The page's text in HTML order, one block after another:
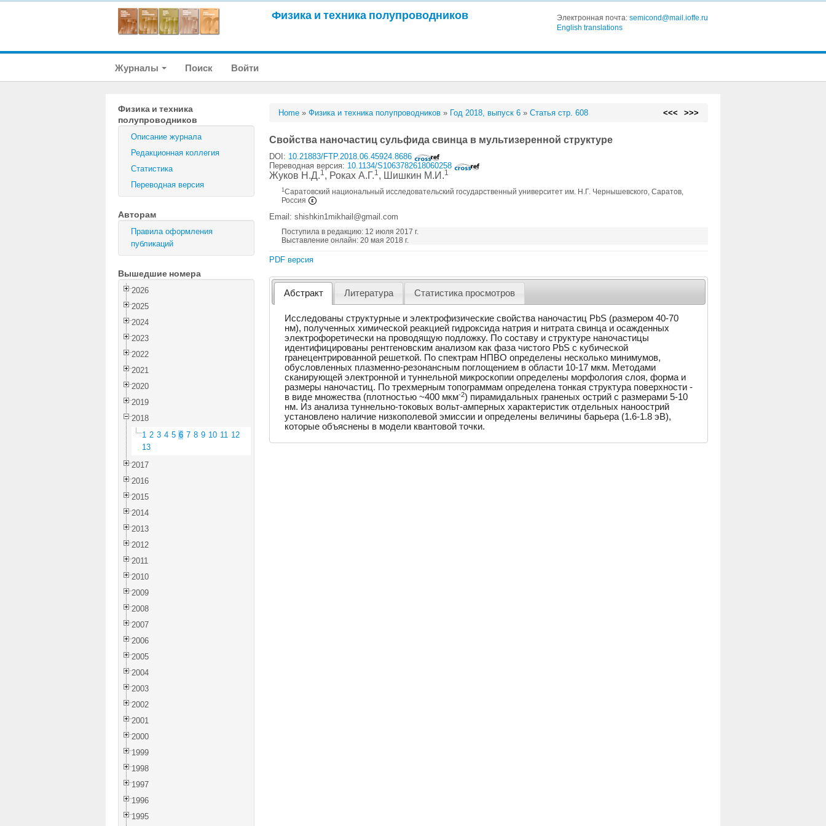
Физика и техника полупроводников Электронная почта: semicond@mail.ioffe.ru
English translations
Журналы Поиск Войти
Физика и техника
полупроводников
Описание журнала
Редакционная коллегия
Статистика
Переводная версия
Авторам
Правила оформления
публикаций
Вышедшие номера
2026
2025
2024
2023
2022
2021
2020
2019
2018
1 2 3 4 5 6 7 8 9 10 11 12
13
2017
2016
2015
2014
2013
2012
2011
2010
2009
2008
2007
2006
2005
2004
2003
2002
2001
2000
1999
1998
1997
1996
1995
Home »Физика и техника полупроводников » Год 2018, выпуск 6 »Статья стр. 608 <<< >>>
Свойства наночастиц сульфида свинца в мультизеренной структуре
DOI: 10.21883/FTP.2018.06.45924.8686
Переводная версия: 10.1134/S1063782618060258
Жуков Н.Д.1, Роках А.Г.1, Шишкин М.И.1
1Саратовский национальный исследовательский государственный университет им. Н.Г. Чернышевского, Саратов,
Россия
Email: shishkin1mikhail@gmail.com
Поступила в редакцию: 12 июля 2017 г.
Выставление онлайн: 20 мая 2018 г.
PDF версия
Абстракт Литература Статистика просмотров
Исследованы структурные и электрофизические свойства наночастиц PbS (размером 40-70
нм), полученных химической реакцией гидроксида натрия и нитрата свинца и осажденных
электрофоретически на проводящую подложку. По составу и структуре наночастицы
идентифицированы рентгеновским анализом как фаза чистого PbS с кубической
гранецентрированной решеткой. По спектрам НПВО определены несколько минимумов,
обусловленных плазменно-резонансным поглощением в области 10-17 мкм. Методами
сканирующей электронной и туннельной микроскопии определены морфология слоя, форма и
размеры наночастиц. По трехмерным топограммам определена тонкая структура поверхности -
в виде множества (плотностью ~400 мкм-2) пирамидальных граненых острий с размерами 5-10
нм. Из анализа туннельно-токовых вольт-амперных характеристик отдельных наноострий
установлено наличие низкополевой эмиссии и определены величины барьера (1.6-1.8 эВ),
которые объяснены в модели квантовой точки.